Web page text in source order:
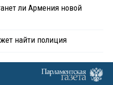
ли Армения новой
найти полиция